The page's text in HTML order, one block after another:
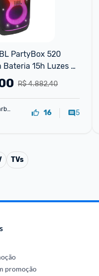
PartyBox 520
15h Luzes
R$ 4.882,40
16 5
TVs
promoção